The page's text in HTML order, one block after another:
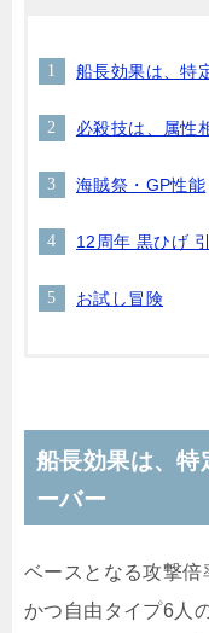
船長効果は、特
必殺技は、属性
海賊祭・GP性能
12周年 黒ひげ
お試し冒険
船長効果は、特
ーバー
ベースとなる攻撃倍
かつ自由タイプ6人